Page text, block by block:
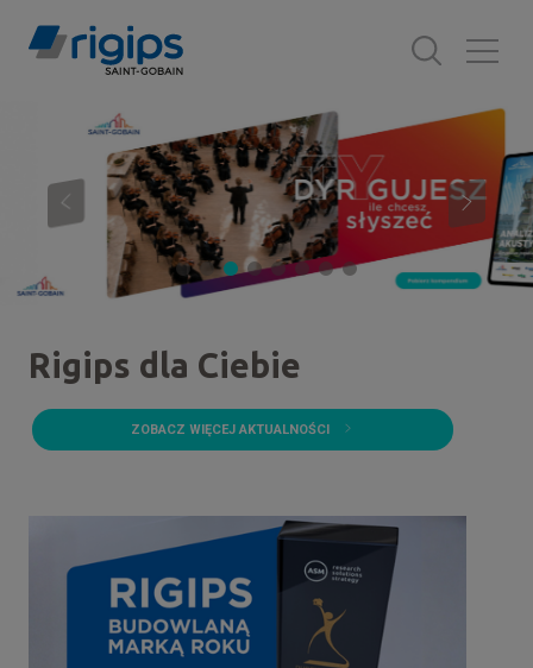
Rigips dla Ciebie
ZOBACZ WIĘCEJ AKTUALNOŚCI